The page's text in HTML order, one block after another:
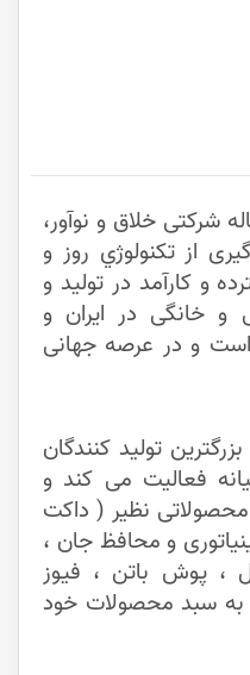
شرکتی خلاق و نوآور،
از تکنولوژي روز و
و کارآمد در تولید و
و خانگی در ایران و
و در عرصه جهانی
تولید کنندگان
فعالیت می کند و
نظیر ( داکت
و محافظ جان ،
، پوش باتن ، فیوز
به سبد محصولات خود